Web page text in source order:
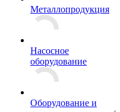
Металлопродукция
Насосное
оборудование
Оборудование и